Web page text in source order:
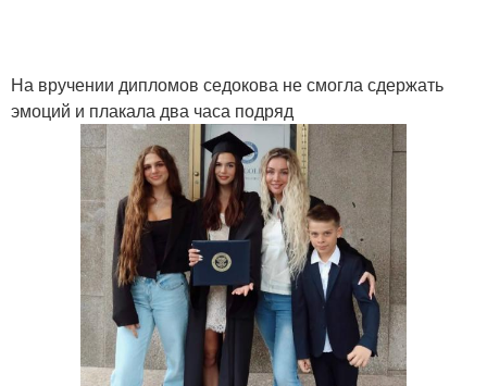
На вручении дипломов седокова не смогла сдержать
эмоций и плакала два часа подряд